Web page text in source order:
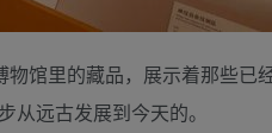
馆里的藏品，展示着那些已
远古发展到今天的。